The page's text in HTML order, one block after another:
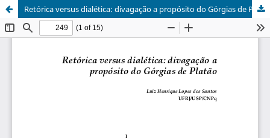
Retórica versus dialética: divagação a propósito do Górgias de Platão